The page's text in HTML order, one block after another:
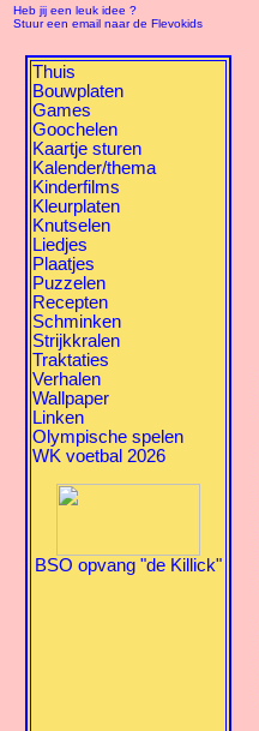
Heb jij een leuk idee ?
Stuur een email naar de Flevokids
Thuis
Bouwplaten
Games
Goochelen
Kaartje sturen
Kalender/thema
Kinderfilms
Kleurplaten
Knutselen
Liedjes
Plaatjes
Puzzelen
Recepten
Schminken
Strijkkralen
Traktaties
Verhalen
Wallpaper
Linken
Olympische spelen
WK voetbal 2026
BSO opvang "de Killick"